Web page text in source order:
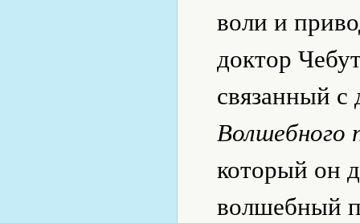
воли и
доктор
связанный с
Волшебного
который он
волшебный